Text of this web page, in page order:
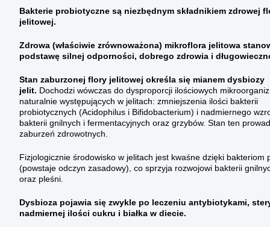
Bakterie probiotyczne są niezbędnym składnikiem zdrowej
jelitowej.
Zdrowa (właściwie zrównoważona) mikroflora jelitowa
podstawę silnej odporności, dobrego zdrowia i
Stan zaburzonej flory jelitowej określa się mianem dysbiozy
jelit. Dochodzi wówczas do dysproporcji ilościowych
naturalnie występujących w jelitach: zmniejszenia ilości bakterii
probiotycznych (Acidophilus i Bifidobacterium) i nadmiernego
bakterii gnilnych i fermentacyjnych oraz grzybów. Stan ten
zaburzeń zdrowotnych.
Fizjologicznie środowisko w jelitach jest kwaśne dzięki
(powstaje odczyn zasadowy), co sprzyja rozwojowi bakterii
oraz pleśni.
Dysbioza pojawia się zwykle po leczeniu antybiotykami,
nadmiernej ilości cukru i białka w diecie.